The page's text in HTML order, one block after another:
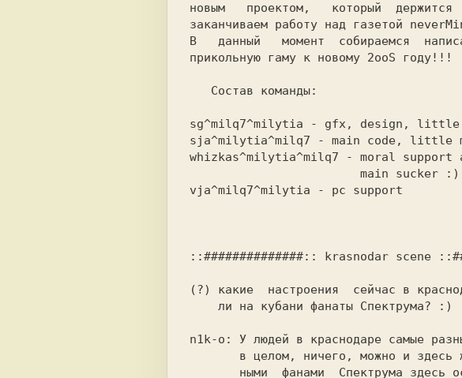
новым   проектом,   который
заканчиваем работу над газетой
В   данный   момент  собираемся
прикольную гаму к новому
sg^milq7^milytia - gfx, design,
sja^milytia^milq7 - main code,
whizkas^milytia^milq7 - moral
vja^milq7^milytia - рс
::##############:: krasnodar scene
(?) какие  настроения  сейчас в
n1k-о: У людей в краснодаре самые